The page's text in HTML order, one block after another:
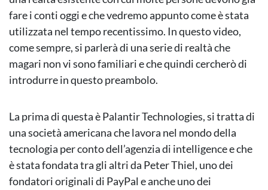
fare i conti oggi e che vedremo appunto come è stata
utilizzata nel tempo recentissimo. In questo video,
come sempre, si parlerà di una serie di realtà che
magari non vi sono familiari e che quindi cercherò di
introdurre in questo preambolo.
La prima di questa è Palantir Technologies, si tratta di
una società americana che lavora nel mondo della
tecnologia per conto dell’agenzia di intelligence e che
è stata fondata tra gli altri da Peter Thiel, uno dei
fondatori originali di PayPal e anche uno dei